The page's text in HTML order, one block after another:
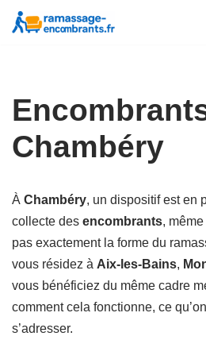
Chambéry
À Chambéry, un dispositif est en
collecte des encombrants,
pas exactement la forme du
vous résidez à Aix-les-Bains,
vous bénéficiez du même cadre
comment cela fonctionne, ce
s’adresser.